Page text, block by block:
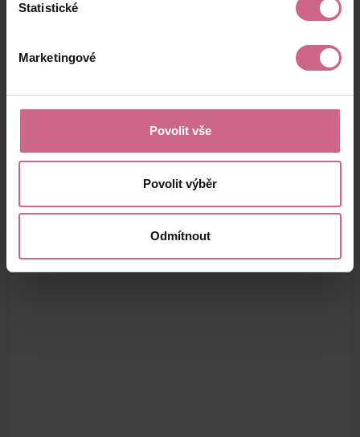
Statistické
Marketingové
Povolit vše
Povolit výběr
Odmítnout